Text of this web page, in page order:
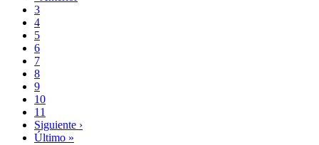
anterior
Page
3
Page
4
Page
5
Page
6
Página
actual
7
Page
8
Page
9
Page
10
Page
11
Siguiente
página
Siguiente ›
Última
Último »